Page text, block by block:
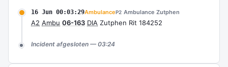
16 Jun 00:03:29AmbulanceP2 Ambulance Zutphen
A2 Ambu 06-163 DIA Zutphen Rit 184252
Incident afgesloten — 03:24